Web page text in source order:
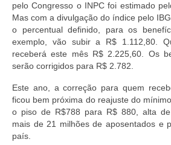
pelo Congresso o INPC foi estimado
Mas com a divulgação do índice pelo
o percentual definido, para os
exemplo, vão subir a R$ 1.112,80.
receberá este mês R$ 2.225,60. Os
serão corrigidos para R$ 2.782.
Este ano, a correção para quem
ficou bem próxima do reajuste do
o piso de R$788 para R$ 880, alta de
mais de 21 milhões de aposentados e
país.